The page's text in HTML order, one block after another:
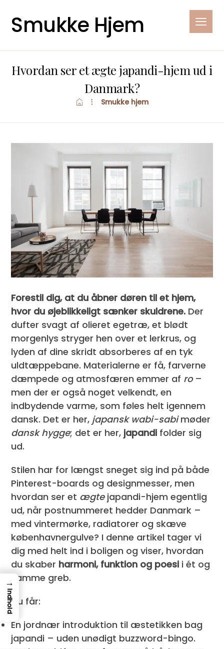
Smukke Hjem
Hvordan ser et ægte japandi-hjem ud i
Danmark?
Smukke hjem
Forestil dig, at du åbner døren til et hjem,
hvor du øjeblikkeligt sænker skuldrene. Der
dufter svagt af olieret egetræ, et blødt
morgenlys stryger hen over et lerkrus, og
lyden af dine skridt absorberes af en tyk
uldtæppebane. Materialerne er få, farverne
dæmpede og atmosfæren emmer af ro–
men der er også noget velkendt, en
indbydende varme, som føles helt igennem
dansk. Det er her, japansk wabi-sabimøder
dansk hygge; det er her, japandi folder sig
ud.
Stilen har for længst sneget sig ind på både
Pinterest-boards og designmesser, men
hvordan ser et ægtejapandi-hjem egentlig
ud, når postnummeret hedder Danmark –
med vintermørke, radiatorer og skæve
københavnergulve? I denne artikel tager vi
dig med helt ind i boligen og viser, hvordan
du skaber harmoni, funktion og poesi i ét og
samme greb.
Du får:
En jordnær introduktion til æstetikken bag
japandi – uden unødigt buzzword-bingo.
→
Indhold